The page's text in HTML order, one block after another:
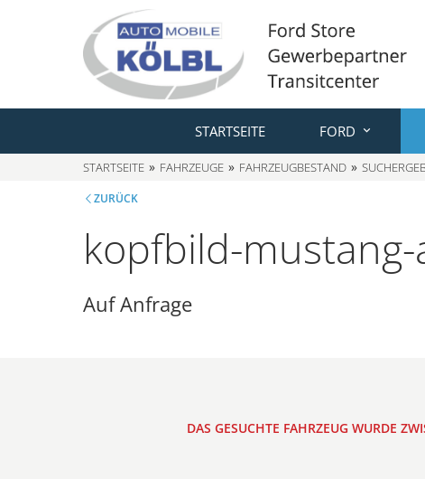
STARTSEITE FORD
STARTSEITE FAHRZEUGE FAHRZEUGBESTAND
ZURÜCK
kopfbild-
Auf Anfrage
DAS GESUCHTE FAHRZEUG WURDE